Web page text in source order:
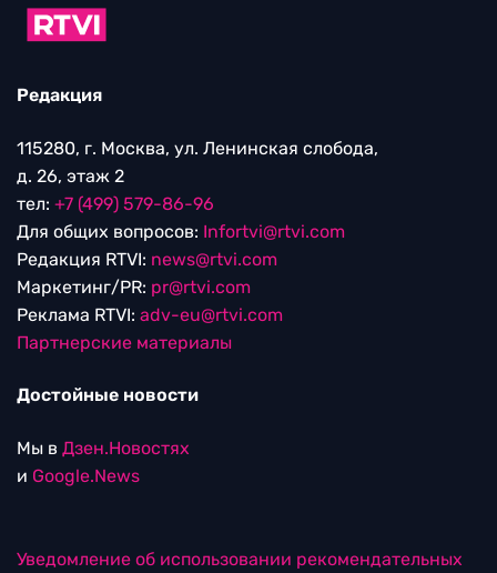
Редакция
115280, г. Москва, ул. Ленинская слобода,
д. 26, этаж 2
тел: +7 (499) 579-86-96
Для общих вопросов: Infortvi@rtvi.com
Редакция RTVI: news@rtvi.com
Маркетинг/PR: pr@rtvi.com
Реклама RTVI: adv-eu@rtvi.com
Партнерские материалы
Достойные новости
Мы в Дзен.Новостях
и Google.News
Уведомление об использовании рекомендательных